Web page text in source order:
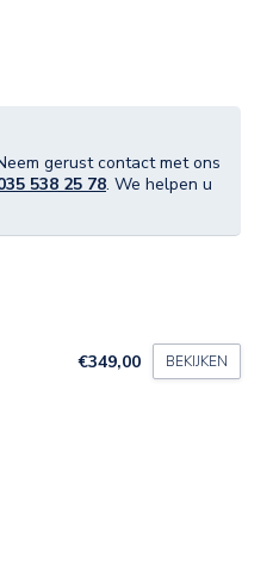
gerust contact met ons
538 25 78. We helpen u
€349,00 BEKIJKEN